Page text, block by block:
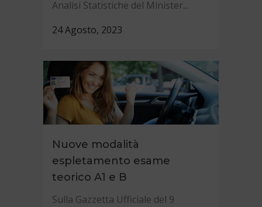
Analisi Statistiche del Minister...
24 Agosto, 2023
Nuove modalità
espletamento esame
teorico A1 e B
Sulla Gazzetta Ufficiale del 9